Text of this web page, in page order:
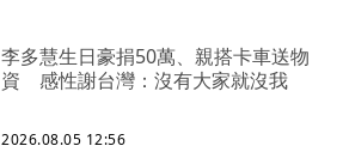
李多慧生日豪捐50萬、親搭卡車送物
資 感性謝台灣：沒有大家就沒我
2026.08.05 12:56